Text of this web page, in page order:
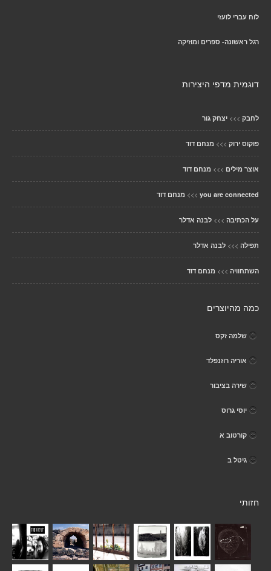
לוח עברי לועזי
רגל ראשונה- ספרים ומוזיקה
דוגמית מדפי היצירות
לחבק >>> יצחק גור
פוקוס ירוק >>> מנחם דוד
אוצר מילים >>> מנחם דוד
you are connected
>>> מנחם דוד
על הכתיבה >>> לבנה אדלר
תפילה >>> לבנה אדלר
השתחוויה >>> מנחם דוד
כמה מהיוצרים
שלמה זקס
אוריה רוזנפלד
שירה בציבור
יוסי גרוס
קורטוב א
גיטל ב
חזותי